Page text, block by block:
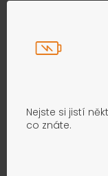
Nejste si jistí
co znáte.